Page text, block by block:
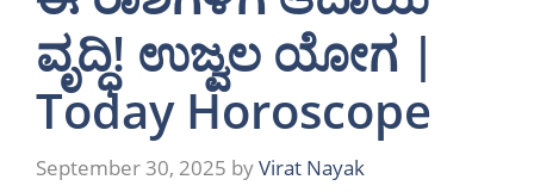
ವೃದ್ಧಿ! ಉಜ್ವಲ ಯೋಗ |
Today Horoscope
September 30, 2025 byVirat Nayak